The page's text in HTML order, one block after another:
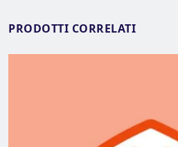
PRODOTTI CORRELATI